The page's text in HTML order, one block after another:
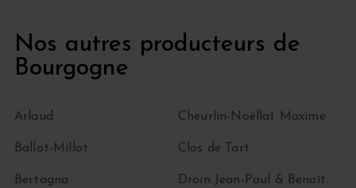
Nos autres producteurs de
Bourgogne
Arlaud
Ballot-Millot
Bertagna
Cheurlin-Noëllat Maxime
Clos de Tart
Droin Jean-Paul & Benoït